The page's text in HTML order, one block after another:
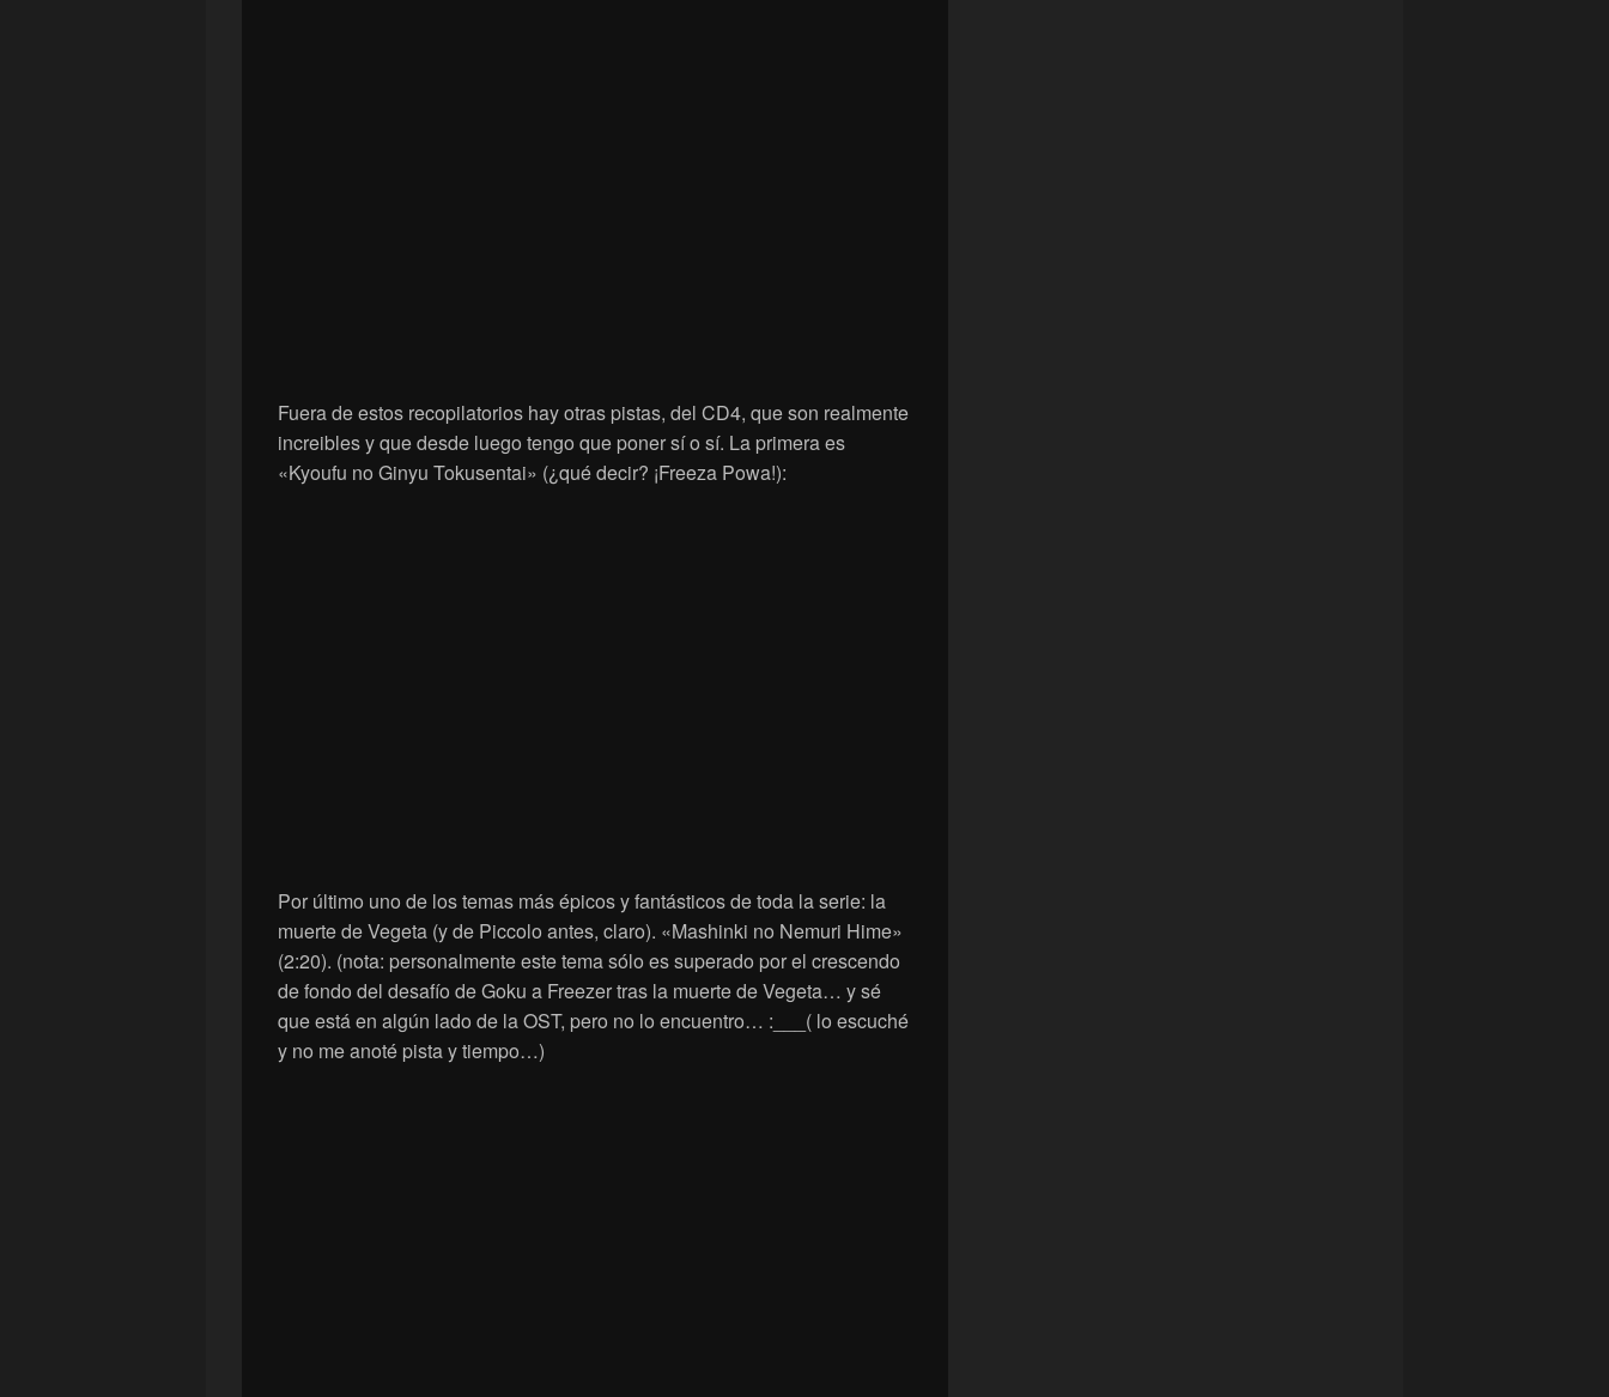
Fuera de estos recopilatorios hay otras pistas, del CD4, que son realmente
increibles y que desde luego tengo que poner sí o sí. La primera es
«Kyoufu no Ginyu Tokusentai» (¿qué decir? ¡Freeza Powa!):
Por último uno de los temas más épicos y fantásticos de toda la serie: la
muerte de Vegeta (y de Piccolo antes, claro). «Mashinki no Nemuri Hime»
(2:20). (nota: personalmente este tema sólo es superado por el crescendo
de fondo del desafío de Goku a Freezer tras la muerte de Vegeta… y sé
que está en algún lado de la OST, pero no lo encuentro… :___( lo escuché
y no me anoté pista y tiempo…)